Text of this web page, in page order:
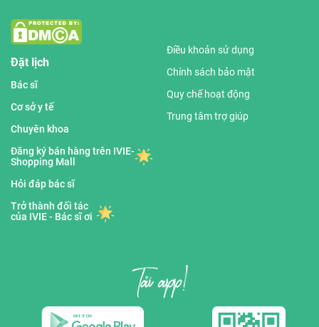
Đặt lịch
Bác sĩ
Cơ sở y tế
Chuyên khoa
Đăng ký bán hàng trên IVIE-
Shopping Mall
Hỏi đáp bác sĩ
Trở thành đối tác
của IVIE - Bác sĩ ơi
Điều khoản sử dụng
Chính sách bảo mật
Quy chế hoạt động
Trung tâm trợ giúp